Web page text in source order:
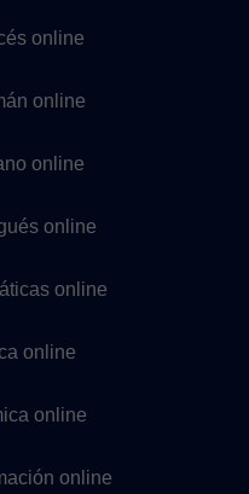
online
online
online
online
online
online
online
online